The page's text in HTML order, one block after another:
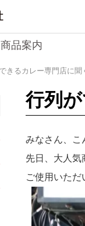
商品案内
きるカレー専門店に聞
行列
みなさん、こ
先日、大人気
ご使用いただ